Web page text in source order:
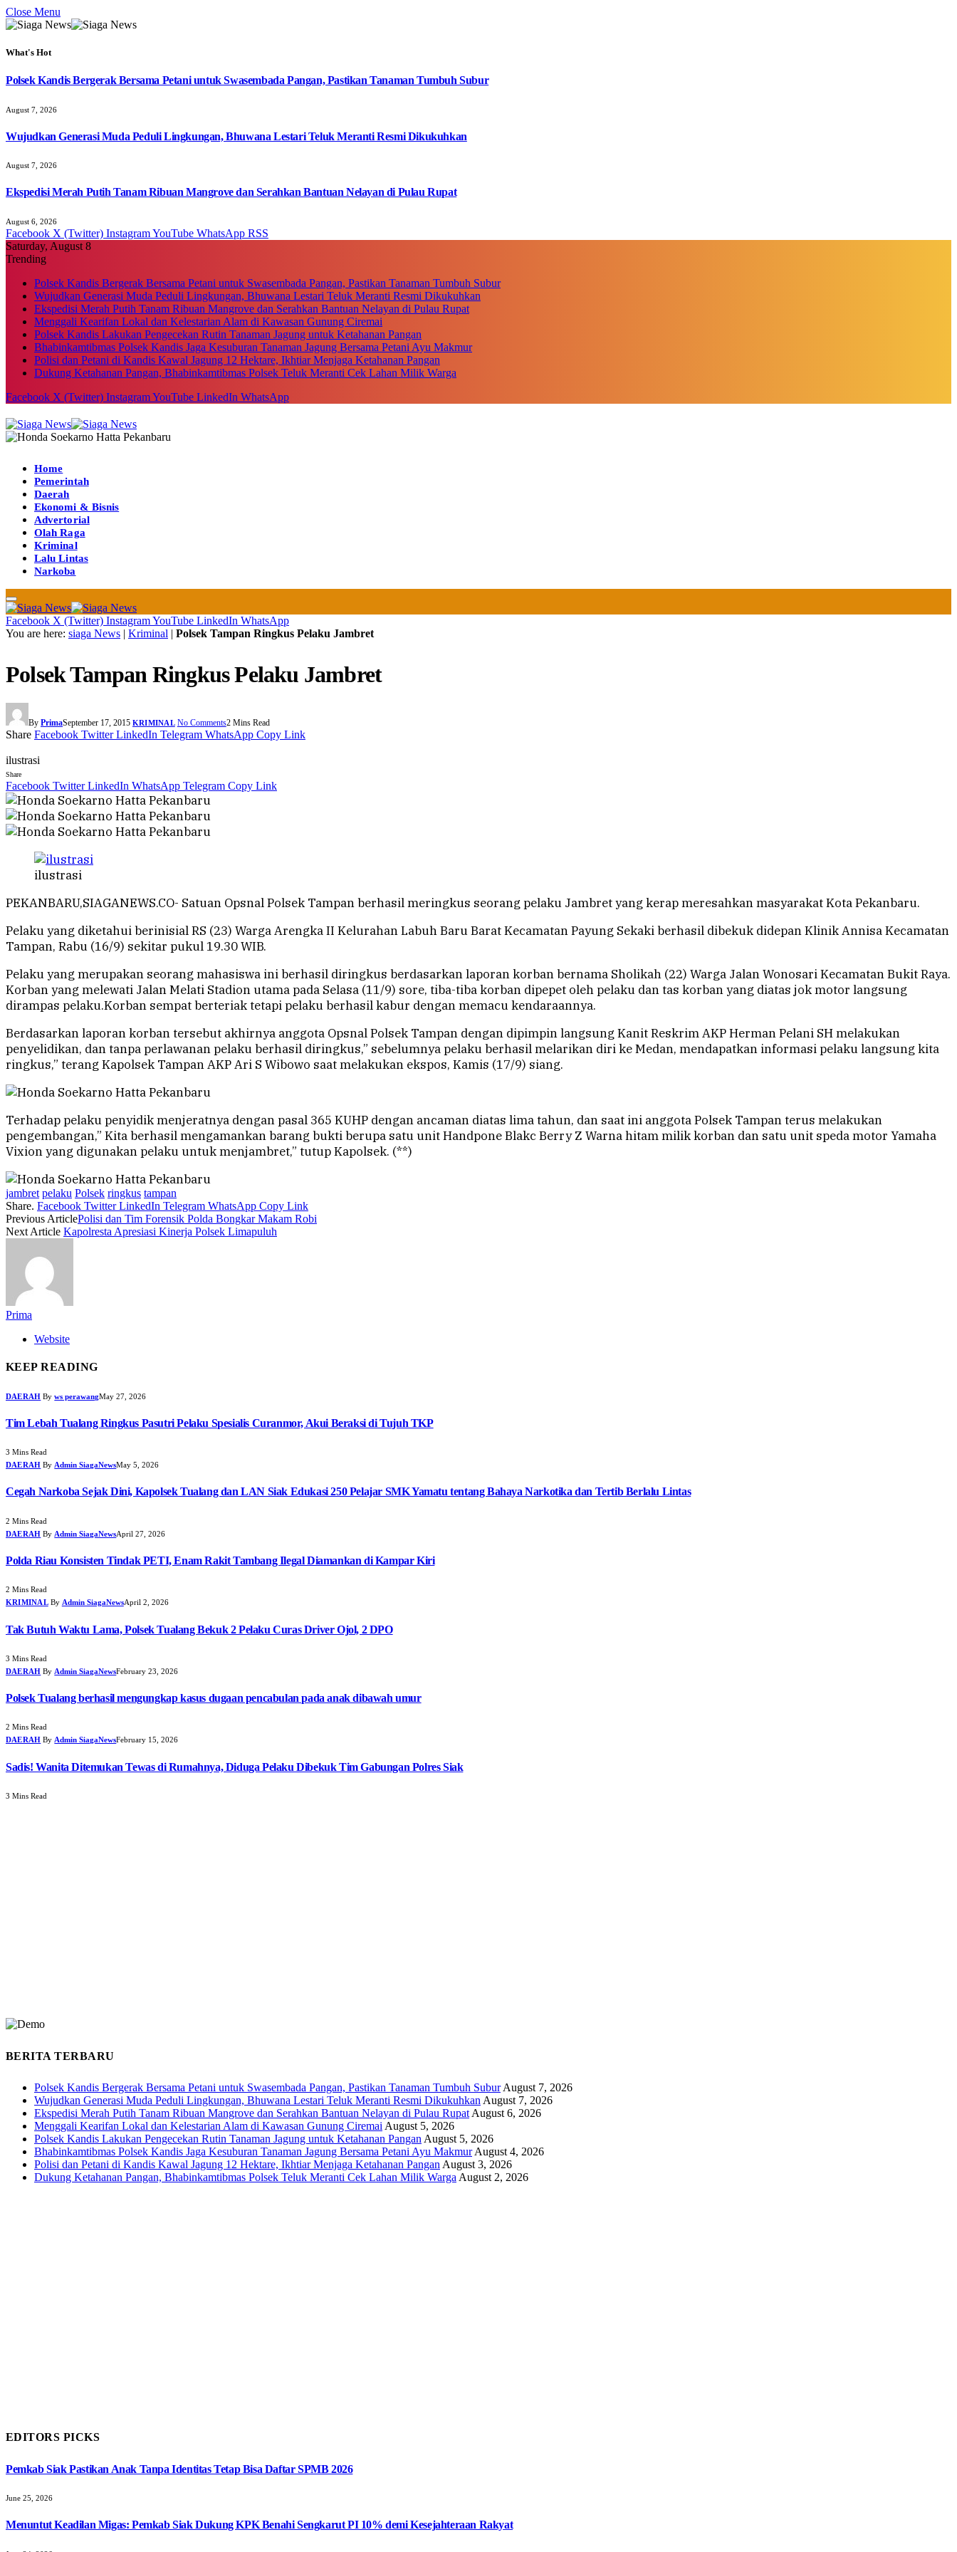
Close Menu
What's Hot
Polsek Kandis Bergerak Bersama Petani untuk Swasembada Pangan, Pastikan Tanaman Tumbuh Subur
August 7, 2026
Wujudkan Generasi Muda Peduli Lingkungan, Bhuwana Lestari Teluk Meranti Resmi Dikukuhkan
August 7, 2026
Ekspedisi Merah Putih Tanam Ribuan Mangrove dan Serahkan Bantuan Nelayan di Pulau Rupat
August 6, 2026
Facebook X (Twitter) InstagramYouTube WhatsApp RSS
Saturday, August 8
Trending
Polsek Kandis Bergerak Bersama Petani untuk Swasembada Pangan, Pastikan Tanaman Tumbuh Subur
Wujudkan Generasi Muda Peduli Lingkungan, Bhuwana Lestari Teluk Meranti Resmi Dikukuhkan
Ekspedisi Merah Putih Tanam Ribuan Mangrove dan Serahkan Bantuan Nelayan di Pulau Rupat
Menggali Kearifan Lokal dan Kelestarian Alam di Kawasan Gunung Ciremai
Polsek Kandis Lakukan Pengecekan Rutin Tanaman Jagung untuk Ketahanan Pangan
Bhabinkamtibmas Polsek Kandis Jaga Kesuburan Tanaman Jagung Bersama Petani Ayu Makmur
Polisi dan Petani di Kandis Kawal Jagung 12 Hektare, Ikhtiar Menjaga Ketahanan Pangan
Dukung Ketahanan Pangan, Bhabinkamtibmas Polsek Teluk Meranti Cek Lahan Milik Warga
Facebook X (Twitter) InstagramYouTube LinkedIn WhatsApp
Home
Pemerintah
Daerah
Ekonomi & Bisnis
Advertorial
Olah Raga
Kriminal
Lalu Lintas
Narkoba
Facebook X (Twitter) InstagramYouTube LinkedIn WhatsApp
You are here: siaga News | Kriminal | Polsek Tampan Ringkus Pelaku Jambret
Polsek Tampan Ringkus Pelaku Jambret
By PrimaSeptember 17, 2015 KRIMINAL No Comments2 Mins Read
Share Facebook Twitter LinkedIn Telegram WhatsApp Copy Link
ilustrasi
Share
Facebook Twitter LinkedIn WhatsApp Telegram Copy Link
ilustrasi
PEKANBARU,SIAGANEWS.CO- Satuan Opsnal Polsek Tampan berhasil meringkus seorang pelaku Jambret yang kerap meresahkan masyarakat Kota Pekanbaru.
Pelaku yang diketahui berinisial RS (23) Warga Arengka II Kelurahan Labuh Baru Barat Kecamatan Payung Sekaki berhasil dibekuk didepan Klinik Annisa Kecamatan
Tampan, Rabu (16/9) sekitar pukul 19.30 WIB.
Pelaku yang merupakan seorang mahasiswa ini berhasil diringkus berdasarkan laporan korban bernama Sholikah (22) Warga Jalan Wonosari Kecamatan Bukit Raya.
Korban yang melewati Jalan Melati Stadion utama pada Selasa (11/9) sore, tiba-tiba korban dipepet oleh pelaku dan tas korban yang diatas jok motor langsung
dirampas pelaku.Korban sempat berteriak tetapi pelaku berhasil kabur dengan memacu kendaraannya.
Berdasarkan laporan korban tersebut akhirnya anggota Opsnal Polsek Tampan dengan dipimpin langsung Kanit Reskrim AKP Herman Pelani SH melakukan
penyelidikan, dan tanpa perlawanan pelaku berhasil diringkus,” sebelumnya pelaku berhasil melarikan diri ke Medan, mendapatkan informasi pelaku langsung kita
ringkus,” terang Kapolsek Tampan AKP Ari S Wibowo saat melakukan ekspos, Kamis (17/9) siang.
Terhadap pelaku penyidik menjeratnya dengan pasal 365 KUHP dengan ancaman diatas lima tahun, dan saat ini anggota Polsek Tampan terus melakukan
pengembangan,” Kita berhasil mengamankan barang bukti berupa satu unit Handpone Blakc Berry Z Warna hitam milik korban dan satu unit speda motor Yamaha
Vixion yang digunakan pelaku untuk menjambret,” tutup Kapolsek. (**)
jambret pelaku Polsek ringkus tampan
Share. Facebook Twitter LinkedIn Telegram WhatsApp Copy Link
Previous ArticlePolisi dan Tim Forensik Polda Bongkar Makam Robi
Next Article Kapolresta Apresiasi Kinerja Polsek Limapuluh
Prima
Website
KEEP READING
DAERAH By ws perawangMay 27, 2026
Tim Lebah Tualang Ringkus Pasutri Pelaku Spesialis Curanmor, Akui Beraksi di Tujuh TKP
3 Mins Read
DAERAH By Admin SiagaNewsMay 5, 2026
Cegah Narkoba Sejak Dini, Kapolsek Tualang dan LAN Siak Edukasi 250 Pelajar SMK Yamatu tentang Bahaya Narkotika dan Tertib Berlalu Lintas
2 Mins Read
DAERAH By Admin SiagaNewsApril 27, 2026
Polda Riau Konsisten Tindak PETI, Enam Rakit Tambang Ilegal Diamankan di Kampar Kiri
2 Mins Read
KRIMINAL By Admin SiagaNewsApril 2, 2026
Tak Butuh Waktu Lama, Polsek Tualang Bekuk 2 Pelaku Curas Driver Ojol, 2 DPO
3 Mins Read
DAERAH By Admin SiagaNewsFebruary 23, 2026
Polsek Tualang berhasil mengungkap kasus dugaan pencabulan pada anak dibawah umur
2 Mins Read
DAERAH By Admin SiagaNewsFebruary 15, 2026
Sadis! Wanita Ditemukan Tewas di Rumahnya, Diduga Pelaku Dibekuk Tim Gabungan Polres Siak
3 Mins Read
BERITA TERBARU
Polsek Kandis Bergerak Bersama Petani untuk Swasembada Pangan, Pastikan Tanaman Tumbuh Subur August 7, 2026
Wujudkan Generasi Muda Peduli Lingkungan, Bhuwana Lestari Teluk Meranti Resmi Dikukuhkan August 7, 2026
Ekspedisi Merah Putih Tanam Ribuan Mangrove dan Serahkan Bantuan Nelayan di Pulau Rupat August 6, 2026
Menggali Kearifan Lokal dan Kelestarian Alam di Kawasan Gunung Ciremai August 5, 2026
Polsek Kandis Lakukan Pengecekan Rutin Tanaman Jagung untuk Ketahanan Pangan August 5, 2026
Bhabinkamtibmas Polsek Kandis Jaga Kesuburan Tanaman Jagung Bersama Petani Ayu Makmur August 4, 2026
Polisi dan Petani di Kandis Kawal Jagung 12 Hektare, Ikhtiar Menjaga Ketahanan Pangan August 3, 2026
Dukung Ketahanan Pangan, Bhabinkamtibmas Polsek Teluk Meranti Cek Lahan Milik Warga August 2, 2026
EDITORS PICKS
Pemkab Siak Pastikan Anak Tanpa Identitas Tetap Bisa Daftar SPMB 2026
June 25, 2026
Menuntut Keadilan Migas: Pemkab Siak Dukung KPK Benahi Sengkarut PI 10% demi Kesejahteraan Rakyat